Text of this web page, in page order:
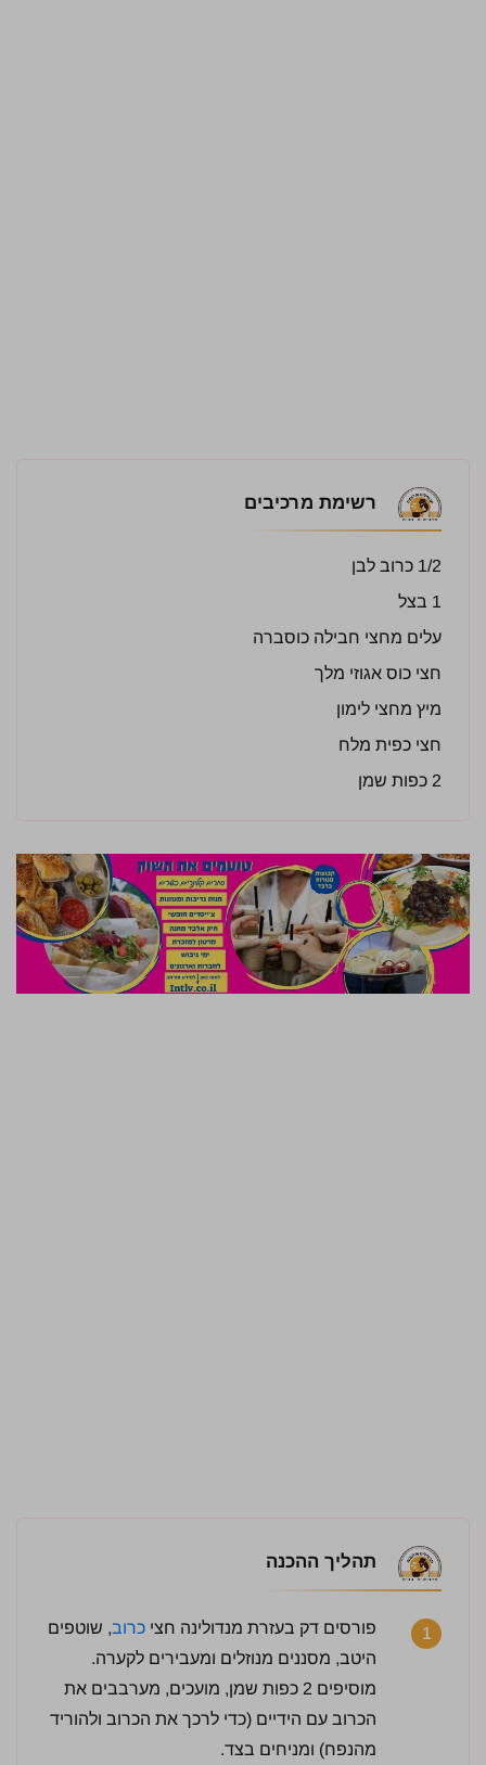
רשימת מרכיבים
1/2 כרוב לבן
1 בצל
עלים מחצי חבילה כוסברה
חצי כוס אגוזי מלך
מיץ מחצי לימון
חצי כפית מלח
2 כפות שמן
תהליך ההכנה
1 פורסים דק בעזרת מנדולינה חצי כרוב, שוטפים
היטב, מסננים מנוזלים ומעבירים לקערה.
מוסיפים 2 כפות שמן, מועכים, מערבבים את
הכרוב עם הידיים (כדי לרכך את הכרוב ולהוריד
מהנפח) ומניחים בצד.